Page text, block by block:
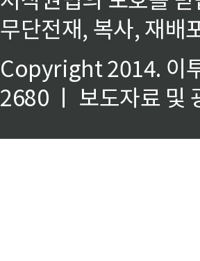
무단전재, 복사, 재배
Copyright 2014. 이
2680 ㅣ 보도자료